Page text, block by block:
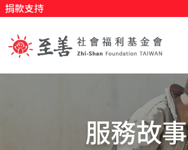
主
捐款支持
服務故事